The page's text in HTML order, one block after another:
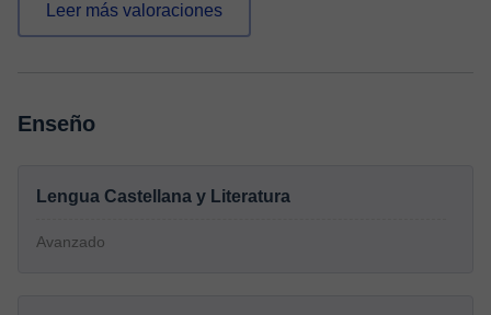
Leer más valoraciones
Enseño
Lengua Castellana y Literatura
Avanzado